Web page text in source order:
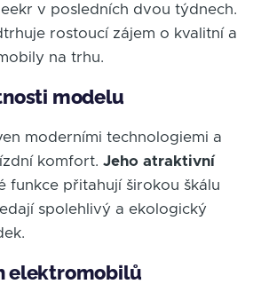
v posledních dvou týdnech.
rostoucí zájem o kvalitní a
na trhu.
modelu
moderními technologiemi a
komfort. Jeho atraktivní
funkce přitahují širokou škálu
spolehlivý a ekologický
elektromobilů